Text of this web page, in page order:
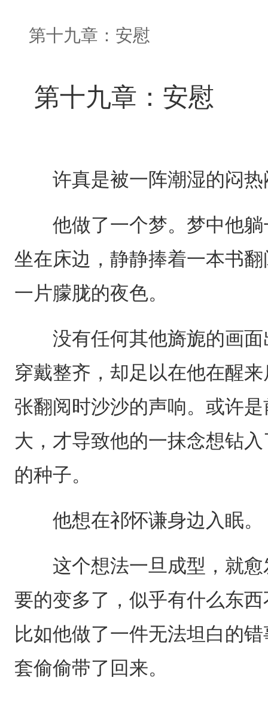
第十九章：安慰
第十九章：安慰
许真是被一阵潮湿的闷热
他做了一个梦。梦中他躺
坐在床边，静静捧着一本书
一片朦胧的夜色。
没有任何其他旖旎的画面
穿戴整齐，却足以在他在醒
张翻阅时沙沙的声响。或许
大，才导致他的一抹念想钻
的种子。
他想在祁怀谦身边入眠。
这个想法一旦成型，就愈
要的变多了，似乎有什么东
比如他做了一件无法坦白的
套偷偷带了回来。